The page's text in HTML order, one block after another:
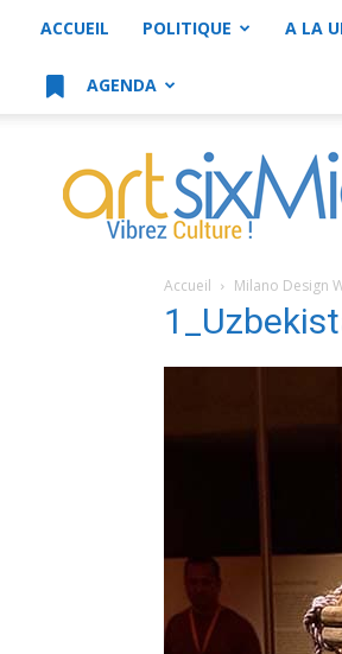
ACCUEIL POLITIQUE A LA
AGENDA
artsixMic
Accueil Milano Design